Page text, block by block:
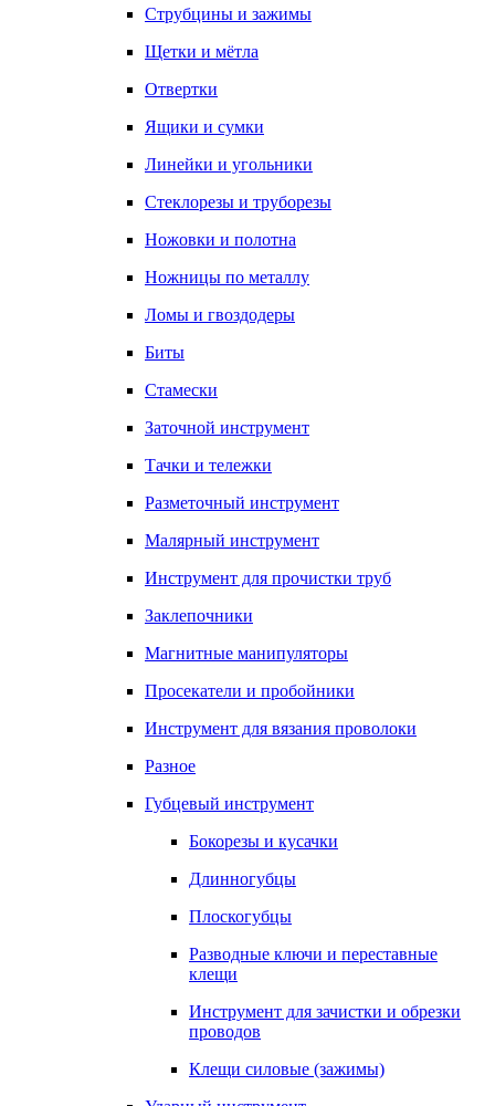
Струбцины и зажимы
Щетки и мётла
Отвертки
Ящики и сумки
Линейки и угольники
Стеклорезы и труборезы
Ножовки и полотна
Ножницы по металлу
Ломы и гвоздодеры
Биты
Стамески
Заточной инструмент
Тачки и тележки
Разметочный инструмент
Малярный инструмент
Инструмент для прочистки труб
Заклепочники
Магнитные манипуляторы
Просекатели и пробойники
Инструмент для вязания проволоки
Разное
Губцевый инструмент
Бокорезы и кусачки
Длинногубцы
Плоскогубцы
Разводные ключи и переставные
клещи
Инструмент для зачистки и обрезки
проводов
Клещи силовые (зажимы)